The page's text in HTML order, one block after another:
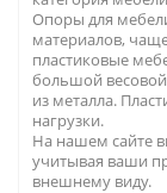
Опоры для
материалов,
пластиковые
большой
из металла.
нагрузки.
На нашем сайте
учитывая ваши
внешнему виду.